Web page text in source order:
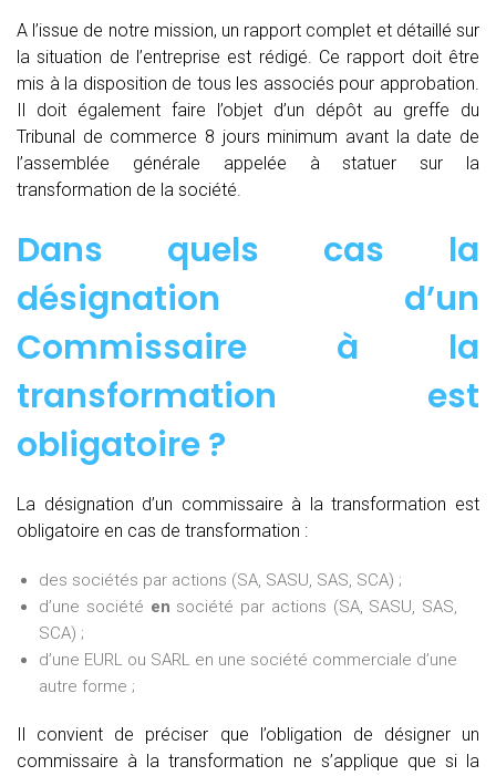
A l’issue de notre mission, un rapport complet et détaillé sur
la situation de l’entreprise est rédigé. Ce rapport doit être
mis à la disposition de tous les associés pour approbation.
Il doit également faire l’objet d’un dépôt au greffe du
Tribunal de commerce 8 jours minimum avant la date de
l’assemblée générale appelée à statuer sur la
transformation de la société.
Dans quels cas la
désignation d’un
Commissaire à la
transformation est
obligatoire ?
La désignation d’un commissaire à la transformation est
obligatoire en cas de transformation :
des sociétés par actions (SA, SASU, SAS, SCA) ;
d’une société en société par actions (SA, SASU, SAS,
SCA) ;
d’une EURL ou SARL en une société commerciale d’une
autre forme ;
Il convient de préciser que l’obligation de désigner un
commissaire à la transformation ne s’applique que si la